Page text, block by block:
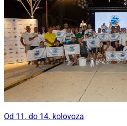
Od 11. do 14. kolovoza